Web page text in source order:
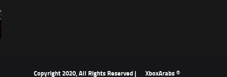
© Copyright 2020, All Rights Reserved |
XboxArabs